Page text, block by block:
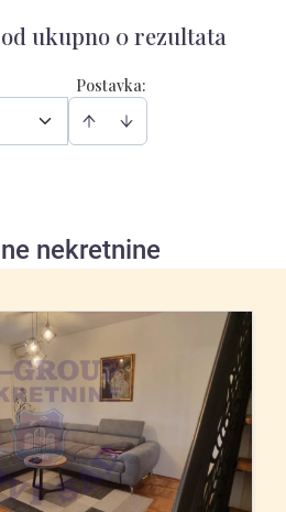
ukupno 0 rezultata
Postavka:
nekretnine